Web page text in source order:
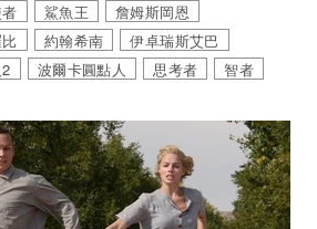
鯊魚王
詹姆斯岡恩
約翰希南
伊卓瑞斯艾巴
波爾卡圓點人 思考者 智者